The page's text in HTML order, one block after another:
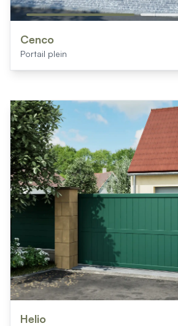
Cenco
Portail plein
Helio